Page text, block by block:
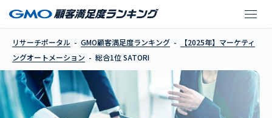
リサーチポータル GMO顧客満足度ランキング
【2025年】マーケティ
ングオートメーション
総合1位 SATORI